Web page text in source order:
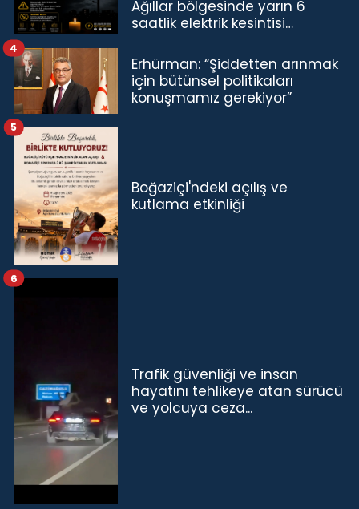
Ağıllar bölgesinde yarın 6
saatlik elektrik kesintisi…
Erhürman: “Şiddetten arınmak
için bütünsel politikaları
konuşmamız gerekiyor”
4
Boğaziçi'ndeki açılış ve
kutlama etkinliği
5
Trafik güvenliği ve insan
hayatını tehlikeye atan sürücü
ve yolcuya ceza...
6